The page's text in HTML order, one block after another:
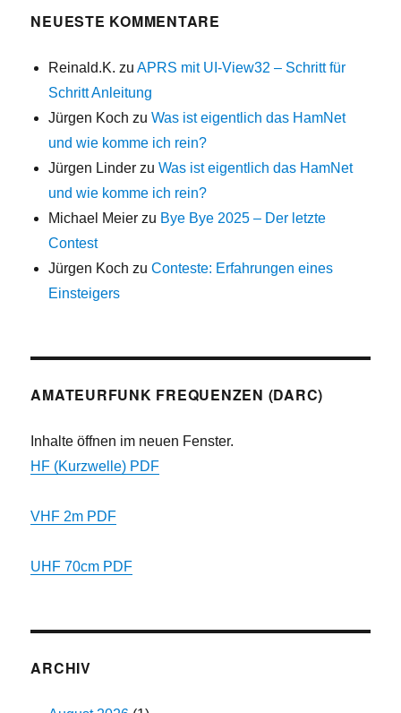
NEUESTE KOMMENTARE
Reinald.K. zuAPRS mit UI-View32 – Schritt für
Schritt Anleitung
Jürgen Koch zuWas ist eigentlich das HamNet
und wie komme ich rein?
Jürgen Linder zuWas ist eigentlich das HamNet
und wie komme ich rein?
Michael Meier zu Bye Bye 2025 – Der letzte
Contest
Jürgen Koch zuConteste: Erfahrungen eines
Einsteigers
AMATEURFUNK FREQUENZEN (DARC)
Inhalte öffnen im neuen Fenster.
HF (Kurzwelle) PDF
VHF 2m PDF
UHF 70cm PDF
ARCHIV